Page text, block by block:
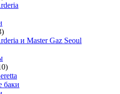
и Master Gaz Seoul
баки